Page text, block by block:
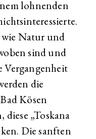
lohnenden
Natur und
sind und
Vergangenheit
die
Kösen
„Toskana
Die sanften